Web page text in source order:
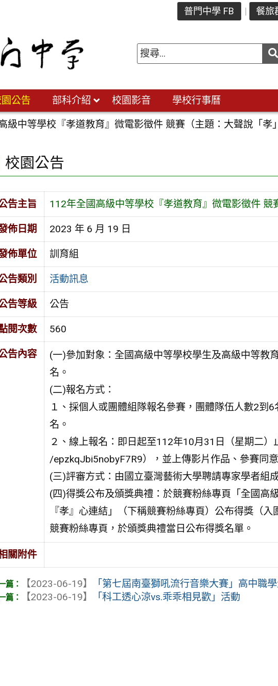
普門中學 FB 餐旅
公告 部科介紹 校園影音 學校行事曆
級中等學校『孝道教育』微電影徵件 競賽（主題：大聲說「孝
校園公告
告主旨 112年全國高級中等學校『孝道教育』微電影徵件 競
佈日期 2023 年 6 月 19 日
佈單位 訓育組
告類別 活動訊息
告等級 公告
閱次數 560
告內容
(一)參加對象：全國高級中等學校學生及高級中等教
名。
(二)報名方式：
１、採個人或團體組隊報名參賽，團體隊伍人數2到
名。
２、線上報名：即日起至112年10月31日（星期二
/epzkqJbi5nobyF7R9），並上傳影片作品、參賽同
(三)評審方式：由國立臺灣藝術大學聘請專家學者組
(四)得獎公布及頒獎典禮：於競賽粉絲專頁「全國高
『孝』心連結」（下稱競賽粉絲專頁）公布得獎（
競賽粉絲專頁，於頒獎典禮當日公布得獎名單。
關附件
【2023-06-19】
「第七屆南臺獅吼流行音樂大賽」高中職
【2023-06-19】
「科工透心涼vs.乖乖相見歡」活動